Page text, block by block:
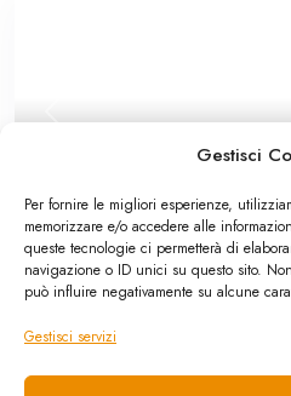
Gestisci
Per fornire le migliori esperienze,
memorizzare e/o accedere alle
queste tecnologie ci permetterà di
navigazione o ID unici su questo sito.
può influire negativamente su alcune
Gestisci servizi
Previous
Bilocale, In vendita
Termini Imerese:
39,000 €
Nella bellissima scalinata